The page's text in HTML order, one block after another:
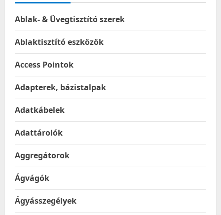
Ablak- & Üvegtisztító szerek
Ablaktisztító eszközök
Access Pointok
Adapterek, bázistalpak
Adatkábelek
Adattárolók
Aggregátorok
Ágvágók
Ágyásszegélyek